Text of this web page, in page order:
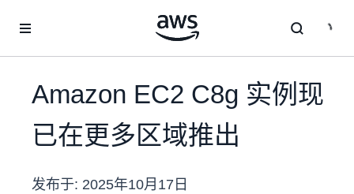
Amazon EC2 C8g 实例现
已在更多区域推出
发布于: 2025年10月17日